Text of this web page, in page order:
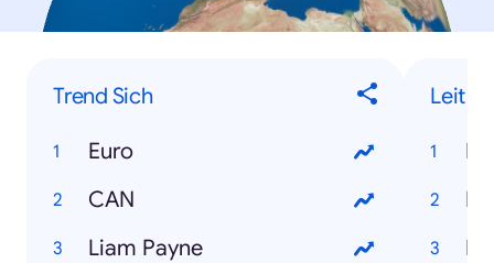
Trend Sich
Euro
CAN
Liam Payne
Leit